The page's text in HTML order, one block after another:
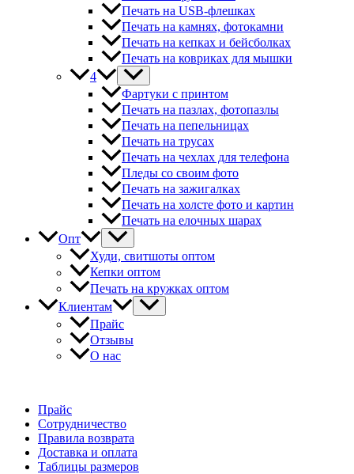
Печать на USB-флешках
Печать на камнях, фотокамни
Печать на кепках и бейсболках
Печать на ковриках для мышки
4
Фартуки с принтом
Печать на пазлах, фотопазлы
Печать на пепельницах
Печать на трусах
Печать на чехлах для телефона
Пледы со своим фото
Печать на зажигалках
Печать на холсте фото и картин
Печать на елочных шарах
Опт
Худи, свитшоты оптом
Кепки оптом
Печать на кружках оптом
Клиентам
Прайс
Отзывы
О нас
Прайс
Сотрудничество
Правила возврата
Доставка и оплата
Таблицы размеров